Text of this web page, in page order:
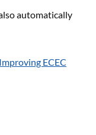
automatically
ECEC